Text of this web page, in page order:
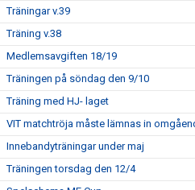
Träningar v.39
Träning v.38
Medlemsavgiften 18/19
Träningen på söndag den 9/10
Träning med HJ- laget
VIT matchtröja måste lämnas in
Innebandyträningar under maj
Träningen torsdag den 12/4